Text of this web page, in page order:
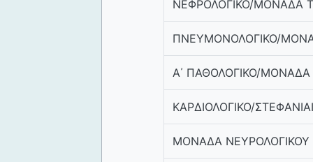
ΝΕΦΡΟΛΟΓΙΚΟ/ΜΟΝΑΔΑ
ΠΝΕΥΜΟΝΟΛΟΓΙΚΟ/
Α΄ ΠΑΘΟΛΟΓΙΚΟ/
ΚΑΡΔΙΟΛΟΓΙΚΟ/
ΜΟΝΑΔΑ ΝΕΥΡΟΛΟΓΙΚΟΥ